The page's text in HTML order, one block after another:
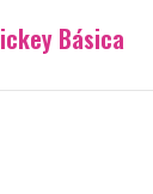
Básica